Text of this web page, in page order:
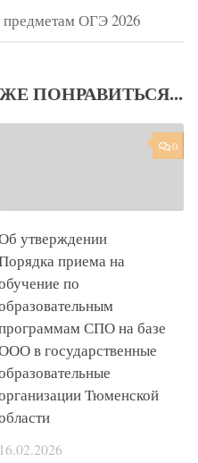
ОГЭ 2026
ПОНРАВИТЬСЯ...
0
утверждении
приема на
по
СПО на базе
в государственные
Тюменской
16.02.2026